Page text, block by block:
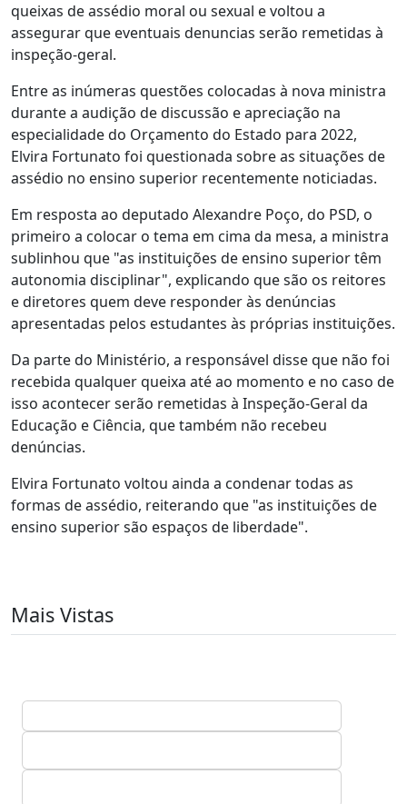
queixas de assédio moral ou sexual e voltou a
assegurar que eventuais denuncias serão remetidas à
inspeção-geral.
Entre as inúmeras questões colocadas à nova ministra
durante a audição de discussão e apreciação na
especialidade do Orçamento do Estado para 2022,
Elvira Fortunato foi questionada sobre as situações de
assédio no ensino superior recentemente noticiadas.
Em resposta ao deputado Alexandre Poço, do PSD, o
primeiro a colocar o tema em cima da mesa, a ministra
sublinhou que "as instituições de ensino superior têm
autonomia disciplinar", explicando que são os reitores
e diretores quem deve responder às denúncias
apresentadas pelos estudantes às próprias instituições.
Da parte do Ministério, a responsável disse que não foi
recebida qualquer queixa até ao momento e no caso de
isso acontecer serão remetidas à Inspeção-Geral da
Educação e Ciência, que também não recebeu
denúncias.
Elvira Fortunato voltou ainda a condenar todas as
formas de assédio, reiterando que "as instituições de
ensino superior são espaços de liberdade".
Mais Vistas